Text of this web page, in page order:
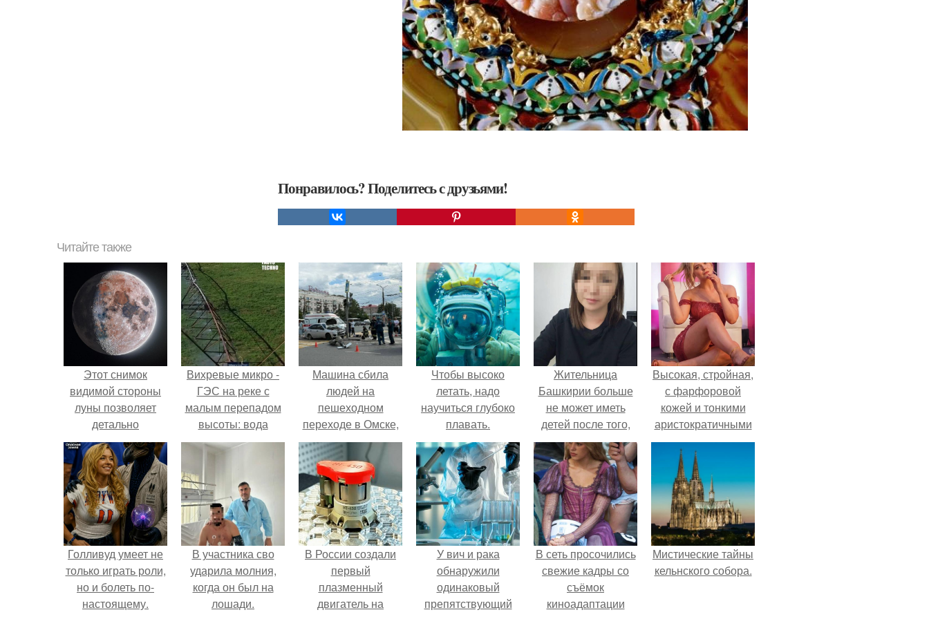
Понравилось? Поделитесь с друзьями!
Читайте также
Этот снимок
видимой стороны
луны позволяет
детально
разглядеть все
аномалии на
лунной
поверхности.
Вихревые микро -
ГЭС на реке с
малым перепадом
высоты: вода
закручивается в
бетонной камере и
вертикальную
турбину.
Машина сбила
людей на
пешеходном
переходе в Омске,
пострадали 8
человек.
Чтобы высоко
летать, надо
научиться глубоко
плавать.
Жительница
Башкирии больше
не может иметь
детей после того,
как медики сделали
ей аборт на шестом
месяце
беременности и
оставили в матке
плаценту.
Высокая, стройная,
с фарфоровой
кожей и тонкими
аристократичными
чертами, эль
выглядит так, будто
сошла с полотна
художника.
Голливуд умеет не
только играть роли,
но и болеть по-
настоящему.
В участника сво
ударила молния,
когда он был на
лошади.
В России создали
первый
плазменный
двигатель на
У вич и рака
обнаружили
одинаковый
препятствующий
В сеть просочились
свежие кадры со
съёмок
киноадаптации
Мистические тайны
кельнского собора.